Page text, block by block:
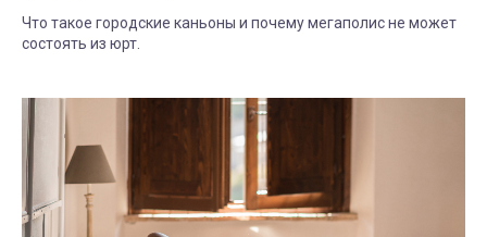
Что такое городские каньоны и почему мегаполис не может
состоять из юрт.